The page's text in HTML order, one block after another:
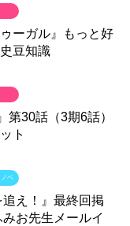
ーガル』もっと好
豆知識
第30話（3期6話）
ト
追え！』最終回掲
お先生メールイ
ベ